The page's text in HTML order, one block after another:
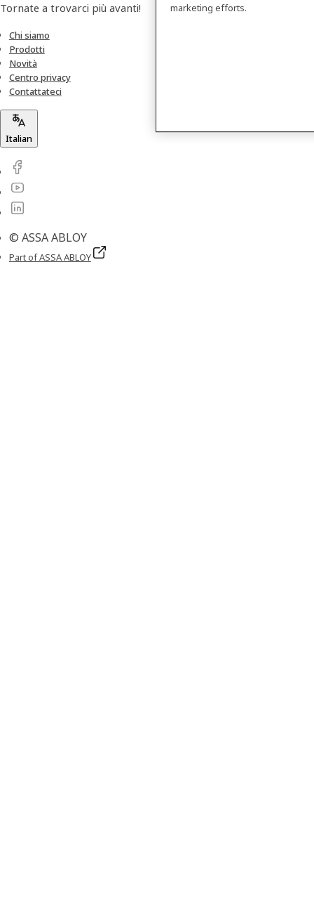
Tornate a trovarci più avanti!
Chi siamo
Prodotti
Novità
Centro privacy
Contattateci
Italian
© ASSA ABLOY
Part of ASSA ABLOY
marketing efforts.